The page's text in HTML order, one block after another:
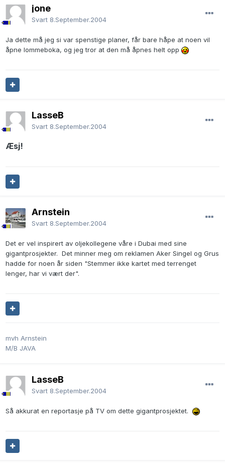
jone
Svart 8.September.2004
Ja dette må jeg si var spenstige planer, får bare håpe at noen vil
åpne lommeboka, og jeg tror at den må åpnes helt opp
LasseB
Svart 8.September.2004
Æsj!
Arnstein
Svart 8.September.2004
Det er vel inspirert av oljekollegene våre i Dubai med sine
gigantprosjekter. Det minner meg om reklamen Aker Singel og Grus
hadde for noen år siden "Stemmer ikke kartet med terrenget
lenger, har vi vært der".
mvh Arnstein
M/B JAVA
LasseB
Svart 8.September.2004
Så akkurat en reportasje på TV om dette gigantprosjektet.